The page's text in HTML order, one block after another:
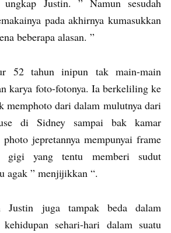
pada akhirnya kumasukkan
beberapa alasan. ”
52 tahun inipun tak main-main
karya foto-fotonya. Ia berkeliling ke
memphoto dari dalam mulutnya dari
di Sidney sampai bak kamar
jepretannya mempunyai frame
gigi yang tentu memberi sudut
agak ” menjijikkan “.
Justin juga tampak beda dalam
kehidupan sehari-hari dalam suatu